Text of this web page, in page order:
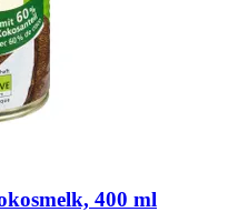
400 ml